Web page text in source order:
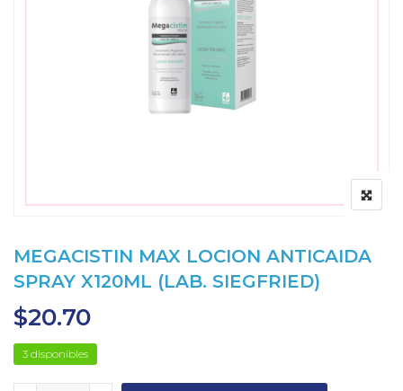
MEGACISTIN MAX LOCION ANTICAIDA
SPRAY X120ML (LAB. SIEGFRIED)
$20.70
3 disponibles